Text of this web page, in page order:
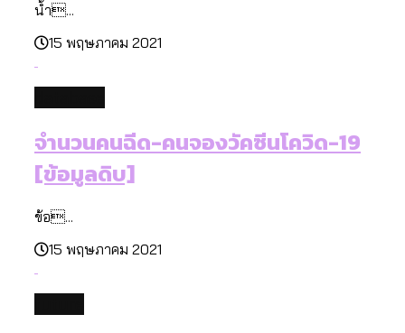
น้ำ...
15 พฤษภาคม 2021
จำนวนคนฉีด-คนจองวัคซีนโควิด-19
[ข้อมูลดิบ]
ข้อ...
15 พฤษภาคม 2021